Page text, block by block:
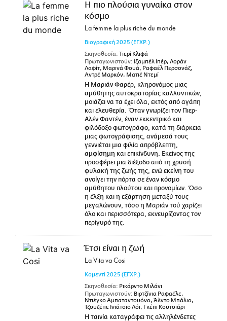
Η πιο πλούσια γυναίκα στον
κόσμο
La femme la plus riche du monde
Βιογραφική 2025 (ΕΓΧΡ.)
Σκηνοθεσία: Τιερί Κλιφά
Πρωταγωνιστούν: Ιζαμπέλ Ιπέρ, Λοράν
Λαφίτ, Μαρινά Φουά, Ραφαέλ Περσονάζ,
Αντρέ Μαρκόν, Ματιέ Ντεμί
Η Μαριάν Φαρέρ, κληρονόμος μιας
αμύθητης αυτοκρατορίας καλλυντικών,
μοιάζει να τα έχει όλα, εκτός από αγάπη
και ελευθερία. Όταν γνωρίζει τον Πιερ-
Αλέν Φαντέν, έναν εκκεντρικό και
φιλόδοξο φωτογράφο, κατά τη διάρκεια
μιας φωτογράφισης, ανάμεσά τους
γεννιέται μια φιλία απρόβλεπτη,
αμφίσημη και επικίνδυνη. Εκείνος της
προσφέρει μια διέξοδο από τη χρυσή
φυλακή της ζωής της, ενώ εκείνη του
ανοίγει την πόρτα σε έναν κόσμο
αμύθητου πλούτου και προνομίων. Όσο
η έλξη και η εξάρτηση μεταξύ τους
μεγαλώνουν, τόσο η Μαριάν τού χαρίζει
όλο και περισσότερα, εκνευρίζοντας τον
περίγυρό της.
Έτσι είναι η ζωή
La Vita va Cosi
Κομεντί 2025 (ΕΓΧΡ.)
Σκηνοθεσία: Ρικάρντο Μιλάνι
Πρωταγωνιστούν: Βιρτζίνια Ραφαέλε,
Ντιέγκο Αμπαταντουόνο, Άλντο Μπάλιο,
Τζουζέπε Ινιάτσιο Λόι, Γκέπι Κουτσιάρι
Η ταινία καταγράφει τις αλληλένδετες